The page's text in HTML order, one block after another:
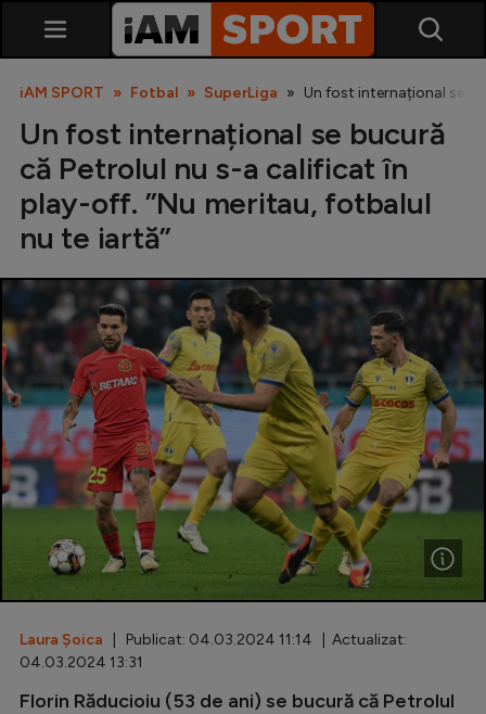
SuperLiga
Liga 2
Cupa României
Echipa Națională
U21
Fotbal feminin
Special
Diverse
Inedit
Clasamente
iAM SPORT Fotbal SuperLiga Un fost internațional se
Un fost internațional se bucură
că Petrolul nu s-a calificat în
play-off. ”Nu meritau, fotbalul
nu te iartă”
Laura Șoica | Publicat: 04.03.2024 11:14 | Actualizat:
04.03.2024 13:31
Florin Răducioiu (53 de ani) se bucură că Petrolul